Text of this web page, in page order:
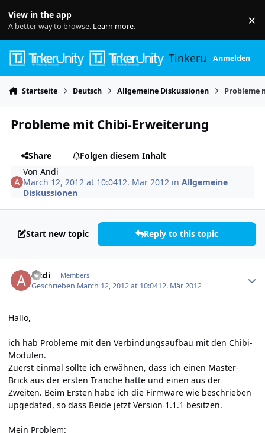
View in the app
A better way to browse. Learn more. ×
TinkerunityAnmelden
Startseite Deutsch Allgemeine Diskussionen Probleme
Probleme mit Chibi-Erweiterung
Share
Folgen diesem Inhalt
VonAndi
March 12, 2012 at 10:0412. Mär 2012 inAllgemeine
Diskussionen
Start new topic Reply to this topic
Andi Members
Geschrieben March 12, 2012 at 10:0412. Mär 2012
Hallo,
ich hab Probleme mit den Verbindungsaufbau mit den Chibi-
Modulen.
Zuerst einmal sollte ich erwähnen, dass ich einen Master-
Brick aus der ersten Tranche hatte und einen aus der
Zweiten. Beim Ersten habe ich die Firmware wie beschrieben
upgedated, so dass Beide jetzt Version 1.1.1 besitzen.
Mein Problem: